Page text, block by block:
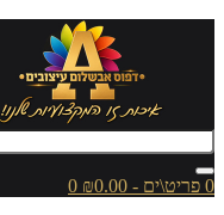
0 פריט\ים - ₪0.00
0